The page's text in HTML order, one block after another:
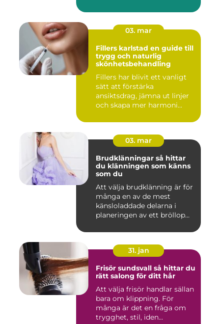
03. mar
Fillers karlstad en guide till
trygg och naturlig
skönhetsbehandling
Fillers har blivit ett vanligt
sätt att förstärka
ansiktsdrag, jämna ut linjer
och skapa mer harmoni...
03. mar
Brudklänningar så hittar
du klänningen som känns
som du
Att välja brudklänning är för
många en av de mest
känsloladdade delarna i
planeringen av ett bröllop...
31. jan
Frisör sundsvall så hittar du
rätt salong för ditt hår
Att välja frisör handlar sällan
bara om klippning. För
många är det en fråga om
trygghet, stil, iden...